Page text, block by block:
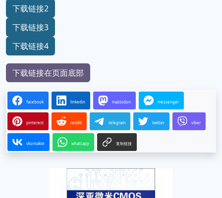
下载链接2
下载链接3
下载链接4
下载链接在页面底部
facebook linkedin mastodon messenger
pinterest reddit telegram twitter viber
vkontakte whatsapp 复制链接